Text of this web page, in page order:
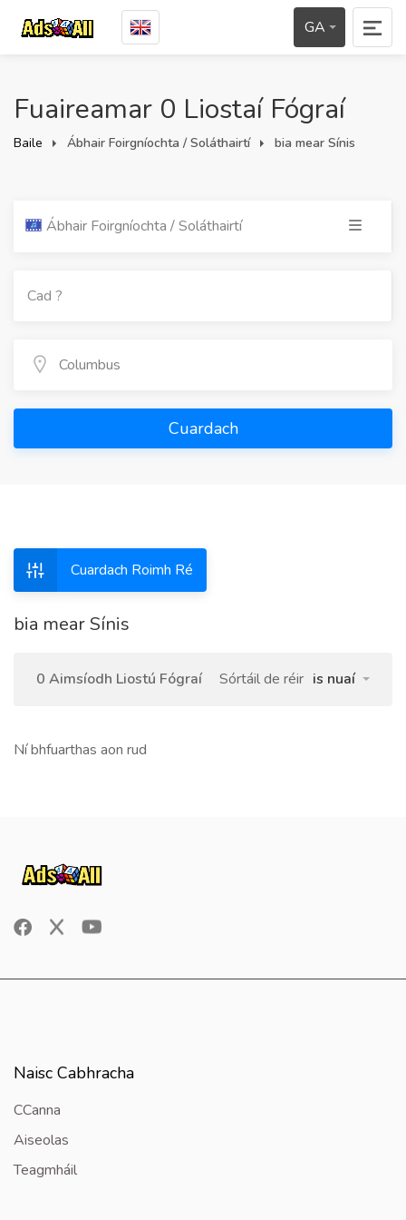
GA
Fuaireamar 0 Liostaí Fógraí
Baile Ábhair Foirgníochta / Soláthairtí bia mear Sínis
Ábhair Foirgníochta / Soláthairtí
Cuardach
Cuardach Roimh Ré
bia mear Sínis
0 Aimsíodh Liostú Fógraí Sórtáil de réir is nuaí
Ní bhfuarthas aon rud
Naisc Cabhracha
CCanna
Aiseolas
Teagmháil